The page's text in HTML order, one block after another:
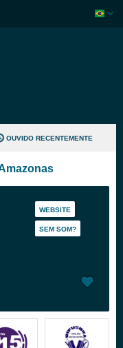
OUVIDO RECENTEMENTE
WEBSITE
SEM SOM?